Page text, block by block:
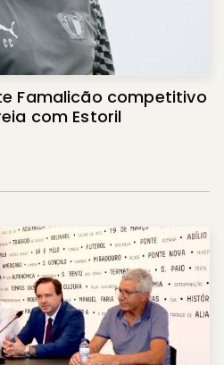
Famalicão competitivo
com Estoril